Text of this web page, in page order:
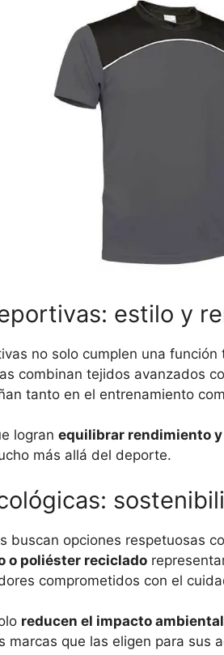
estilo y
no solo cumplen una
combinan tejidos avanzados
tanto en el entrenamiento
logran equilibrar rendimiento
más allá del deporte.
buscan opciones respetuosas
o poliéster reciclado
comprometidos con el
reducen el impacto ambiental
marcas que las eligen para sus